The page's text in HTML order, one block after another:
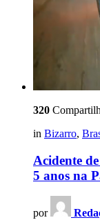
320
in Bizarro,
Acidente
5 anos na
por